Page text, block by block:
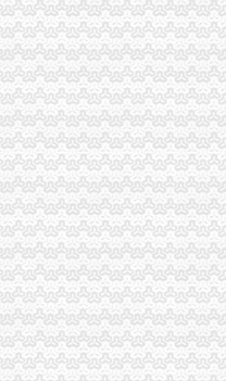
人10年行业经验_黄冈工商
办工商注册沈
重庆工商注册_重庆列表网
_包头工商注册_包头列表网
纳税人公司报税
税人_赣州代办营业执照增
-深圳赶集网
老法师
_【公司注册服务】